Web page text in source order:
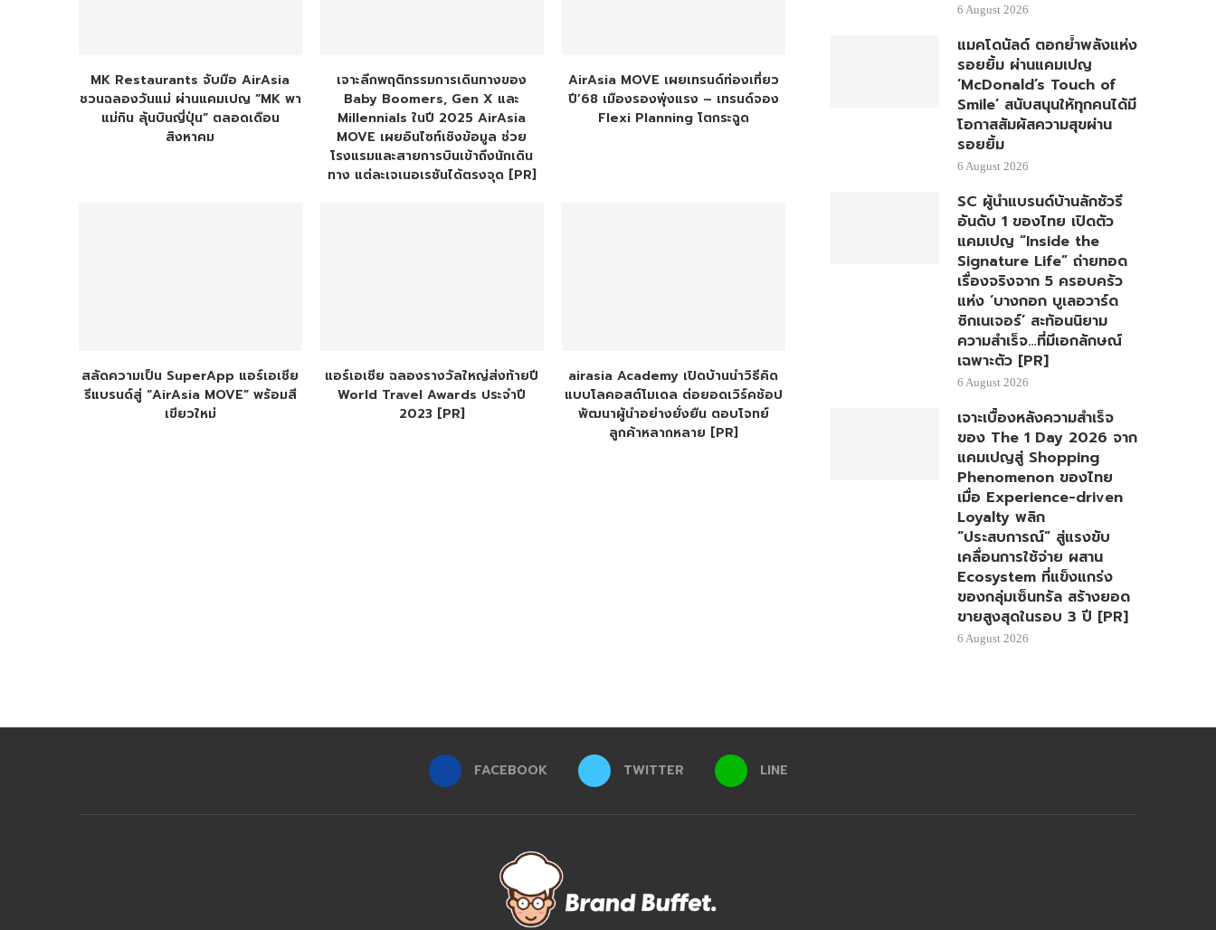
MK Restaurants จับมือ AirAsia
ชวนฉลองวันแม่ ผ่านแคมเปญ “MK พา
แม่กิน ลุ้นบินญี่ปุ่น” ตลอดเดือน
สิงหาคม
เจาะลึกพฤติกรรมการเดินทางของ
Baby Boomers, Gen X และ
Millennials ในปี 2025 AirAsia
MOVE เผยอินไซท์เชิงข้อมูล ช่วย
โรงแรมและสายการบินเข้าถึงนักเดิน
ทาง แต่ละเจเนอเรชันได้ตรงจุด [PR]
AirAsia MOVE เผยเทรนด์ท่องเที่ยว
ปี’68 เมืองรองพุ่งแรง – เทรนด์จอง
Flexi Planning โตกระฉูด
สลัดความเป็น SuperApp แอร์เอเชีย
รีแบรนด์สู่ “AirAsia MOVE” พร้อมสี
เขียวใหม่
แอร์เอเชีย ฉลองรางวัลใหญ่ส่งท้ายปี
World Travel Awards ประจำปี
2023 [PR]
airasia Academy เปิดบ้านนำวิธีคิด
แบบโลคอสต์โมเดล ต่อยอดเวิร์คช้อป
พัฒนาผู้นำอย่างยั่งยืน ตอบโจทย์
ลูกค้าหลากหลาย [PR]
6 August 2026
แมคโดนัลด์ ตอกย้ำพลังแห่ง
รอยยิ้ม ผ่านแคมเปญ
‘McDonald’s Touch of
Smile’ สนับสนุนให้ทุกคนได้มี
โอกาสสัมผัสความสุขผ่าน
รอยยิ้ม
6 August 2026
SC ผู้นำแบรนด์บ้านลักชัวรี
อันดับ 1 ของไทย เปิดตัว
แคมเปญ “Inside the
Signature Life” ถ่ายทอด
เรื่องจริงจาก 5 ครอบครัว
แห่ง ‘บางกอก บูเลอวาร์ด
ซิกเนเจอร์’ สะท้อนนิยาม
ความสำเร็จ…ที่มีเอกลักษณ์
เฉพาะตัว [PR]
6 August 2026
เจาะเบื้องหลังความสำเร็จ
ของ The 1 Day 2026 จาก
แคมเปญสู่ Shopping
Phenomenon ของไทย
เมื่อ Experience-driven
Loyalty พลิก
“ประสบการณ์” สู่แรงขับ
เคลื่อนการใช้จ่าย ผสาน
Ecosystem ที่แข็งแกร่ง
ของกลุ่มเซ็นทรัล สร้างยอด
ขายสูงสุดในรอบ 3 ปี [PR]
6 August 2026
FACEBOOK TWITTER LINE